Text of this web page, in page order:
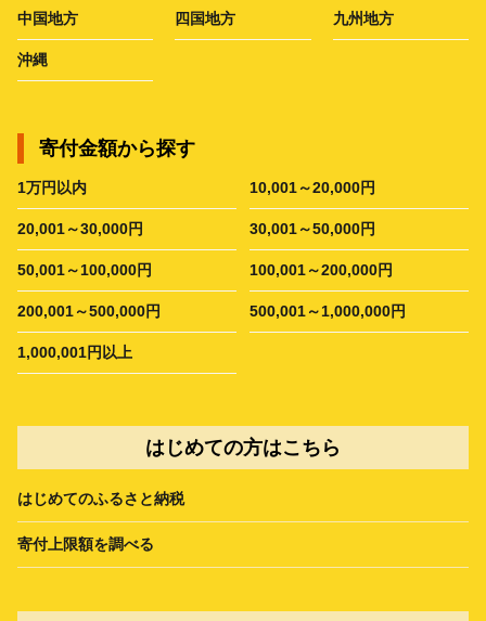
中国地方 四国地方 九州地方
沖縄
寄付金額から探す
1万円以内 10,001～20,000円
20,001～30,000円 30,001～50,000円
50,001～100,000円 100,001～200,000円
200,001～500,000円 500,001～1,000,000円
1,000,001円以上
はじめての方はこちら
はじめてのふるさと納税
寄付上限額を調べる